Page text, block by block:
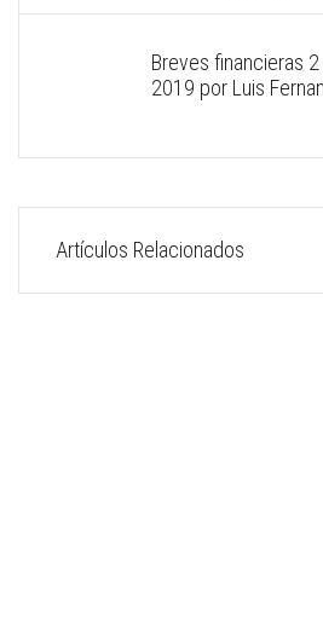
Breves financieras
2019 por Luis
Artículos Relacionados